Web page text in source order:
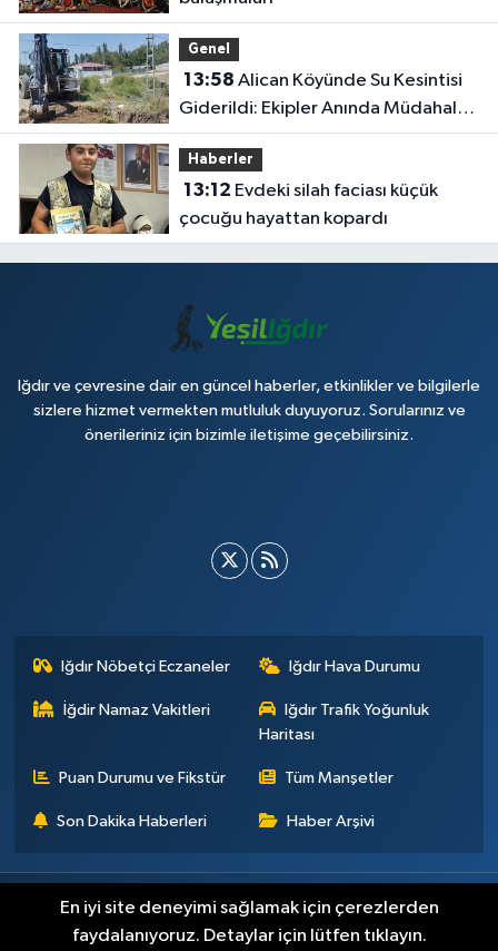
Genel
13:58
Giderildi: Ekipler Anında Müdahale
Etti
Haberler
13:12
çocuğu hayattan kopardı
Iğdır ve çevresine dair en güncel haberler, etkinlikler ve bilgilerle
sizlere hizmet vermekten mutluluk duyuyoruz. Sorularınız ve
önerileriniz için bizimle iletişime geçebilirsiniz.
Iğdır Nöbetçi Eczaneler Iğdır Hava Durumu
İğdir Namaz Vakitleri
Iğdır Trafik Yoğunluk
Haritası
Puan Durumu ve Fikstür Tüm Manşetler
Son Dakika Haberleri Haber Arşivi
Künye İletişim Çerez Politikası Gizlilik ilkeleri
En iyi site deneyimi sağlamak için çerezlerden
faydalanıyoruz. Detaylar için lütfen tıklayın.